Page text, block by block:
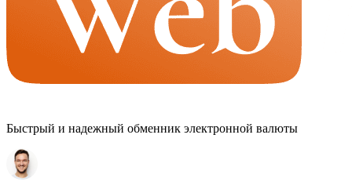
Быстрый и надежный обменник электронной валюты